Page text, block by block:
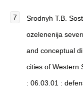
Srodnyh T.B.
ozelenenija
and conceptual
cities of Western
: 06.03.01 :